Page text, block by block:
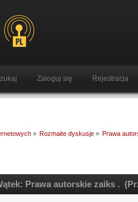
Zaloguj się Rejestracja
» Rozmaite dyskusje» Prawa
Prawa autorskie zaiks .